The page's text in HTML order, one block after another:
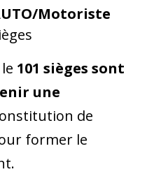
Motoriste
101 sièges sont
une
de
former le